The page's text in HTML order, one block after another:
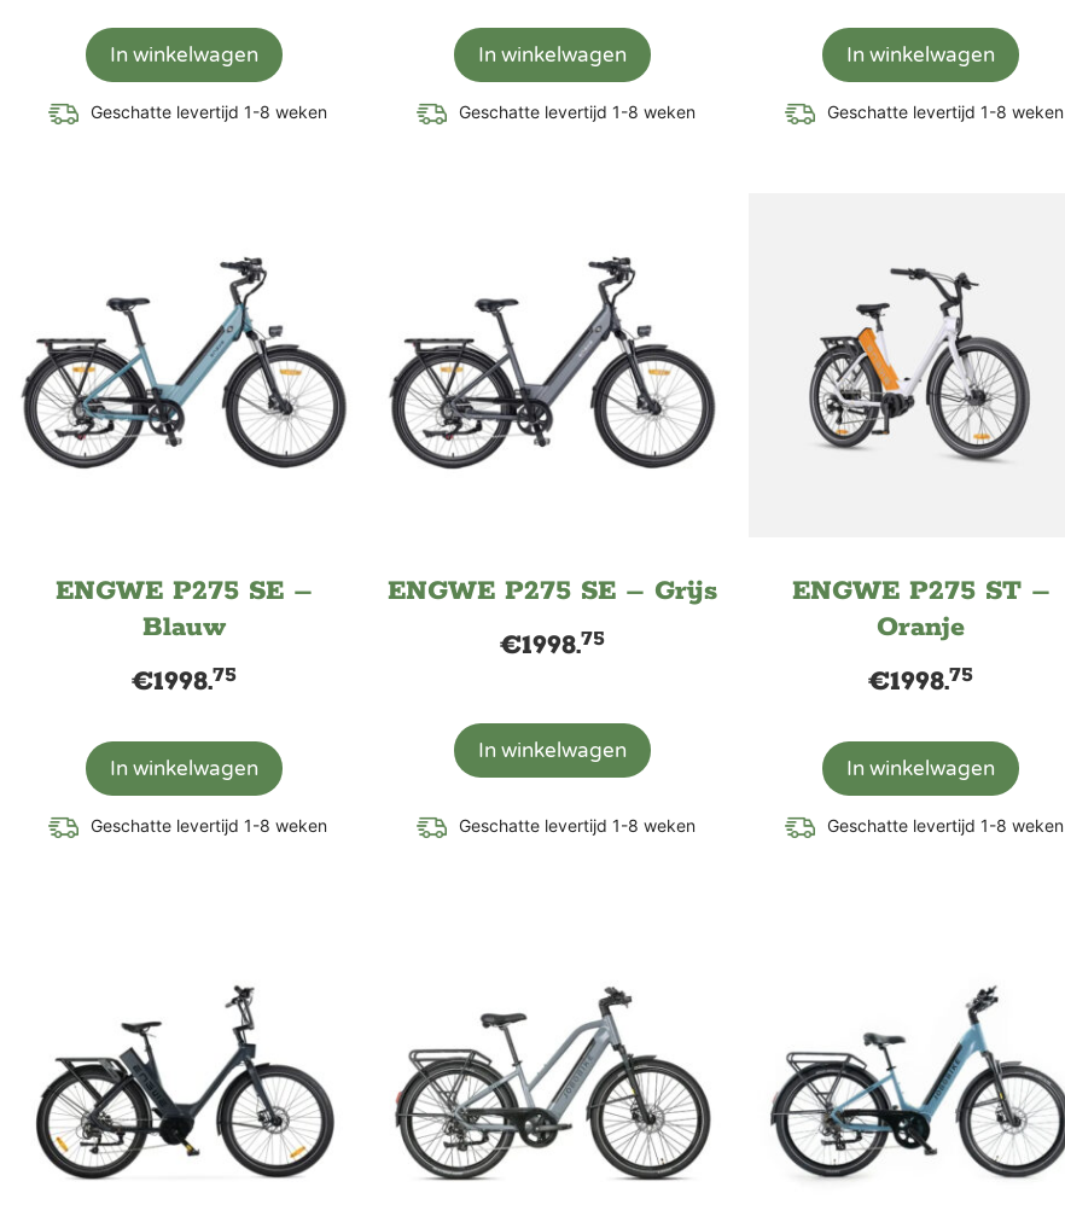
In winkelwagen
Geschatte levertijd 1-8 weken
In winkelwagen
Geschatte levertijd 1-8 weken
In winkelwagen
Geschatte levertijd 1-8 weken
ENGWE P275 SE –
Blauw
€1998.75
In winkelwagen
Geschatte levertijd 1-8 weken
ENGWE P275 SE – Grijs
€1998.75
In winkelwagen
Geschatte levertijd 1-8 weken
ENGWE P275 ST –
Oranje
€1998.75
In winkelwagen
Geschatte levertijd 1-8 weken